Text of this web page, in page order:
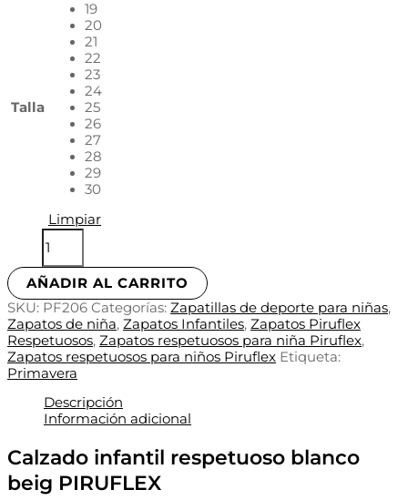
Talla
19
20
21
22
23
24
25
26
27
28
29
30
Limpiar
AÑADIR AL CARRITO
SKU: PF206 Categorías: Zapatillas de deporte para niñas,
Zapatos de niña, Zapatos Infantiles, Zapatos Piruflex
Respetuosos, Zapatos respetuosos para niña Piruflex,
Zapatos respetuosos para niños Piruflex Etiqueta:
Primavera
Descripción
Información adicional
Calzado infantil respetuoso blanco
beig PIRUFLEX